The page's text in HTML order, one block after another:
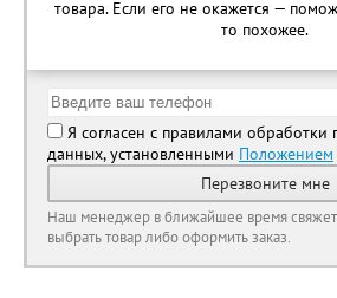
товара. Если его не окажется —
то похожее.
Я согласен с правилами обработки
данных, установленными Положением
Перезвоните мне
Наш менеджер в ближайшее время
выбрать товар либо оформить заказ.